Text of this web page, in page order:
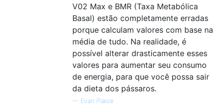
V02 Max e BMR (Taxa Metabólica
Basal) estão completamente erradas
porque calculam valores com base na
média de tudo. Na realidade, é
possível alterar drasticamente esses
valores para aumentar seu consumo
de energia, para que você possa sair
da dieta dos pássaros.
— Evan Plaice